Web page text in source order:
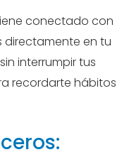
conectado con
directamente en tu
interrumpir tus
recordarte hábitos